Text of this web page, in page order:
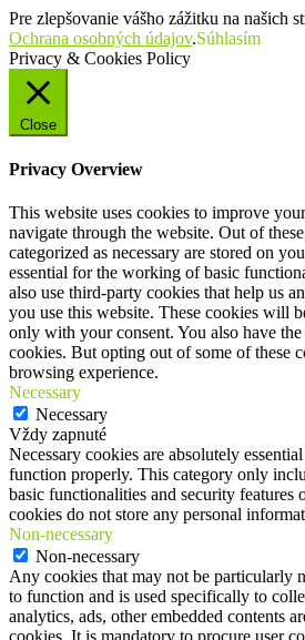
Pre zlepšovanie vášho zážitku na našich
Ochrana osobných údajov.Súhlasím
Privacy & Cookies Policy
Close
Privacy Overview
This website uses cookies to improve
navigate through the website. Out of
categorized as necessary are stored on
essential for the working of basic
also use third-party cookies that help us
you use this website. These cookies will
only with your consent. You also have
cookies. But opting out of some of these
browsing experience.
Necessary
Necessary
Vždy zapnuté
Necessary cookies are absolutely
function properly. This category only
basic functionalities and security features
cookies do not store any personal
Non-necessary
Non-necessary
Any cookies that may not be particularly
to function and is used specifically to
analytics, ads, other embedded contents